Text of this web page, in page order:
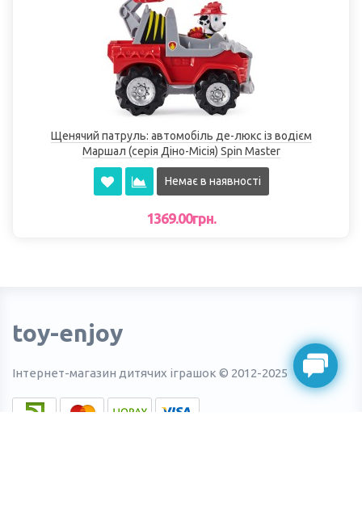
Щенячий патруль: автомобіль де-люкс із водієм
Маршал (серія Діно-Місія) Spin Master
Немає в наявності
1369.00грн.
toy-enjoy
Інтернет-магазин дитячих іграшок © 2012-2025